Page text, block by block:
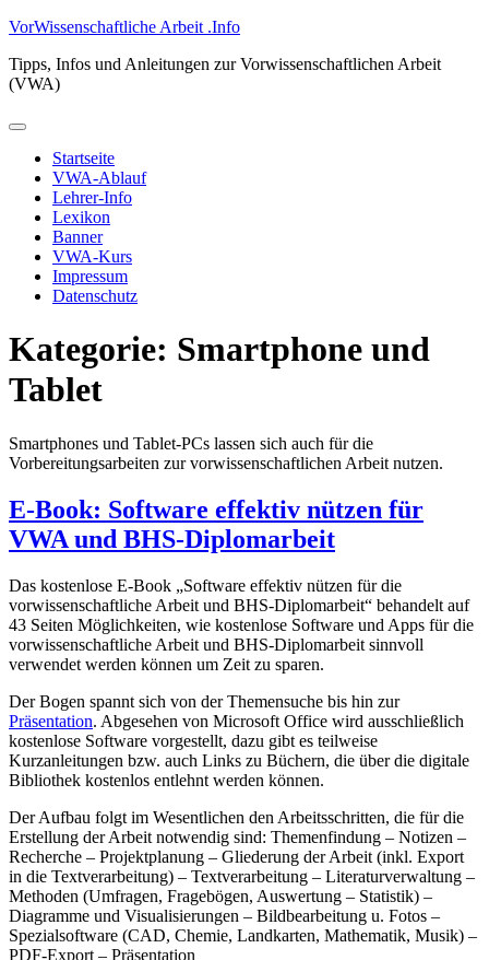
Zum
springen
VorWissenschaftliche Arbeit .Info
Tipps, Infos und Anleitungen zur Vorwissenschaftlichen Arbeit
(VWA)
Primäres
Startseite
VWA-Ablauf
Lehrer-Info
Lexikon
Banner
VWA-Kurs
Impressum
Datenschutz
Kategorie: Smartphone und
Tablet
Smartphones und Tablet-PCs lassen sich auch für die
Vorbereitungsarbeiten zur vorwissenschaftlichen Arbeit nutzen.
E-Book: Software effektiv nützen für
VWA und BHS-Diplomarbeit
Das kostenlose E-Book „Software effektiv nützen für die
vorwissenschaftliche Arbeit und BHS-Diplomarbeit“ behandelt auf
43 Seiten Möglichkeiten, wie kostenlose Software und Apps für die
vorwissenschaftliche Arbeit und BHS-Diplomarbeit sinnvoll
verwendet werden können um Zeit zu sparen.
Der Bogen spannt sich von der Themensuche bis hin zur
Präsentation. Abgesehen von Microsoft Office wird ausschließlich
kostenlose Software vorgestellt, dazu gibt es teilweise
Kurzanleitungen bzw. auch Links zu Büchern, die über die digitale
Bibliothek kostenlos entlehnt werden können.
Der Aufbau folgt im Wesentlichen den Arbeitsschritten, die für die
Erstellung der Arbeit notwendig sind: Themenfindung – Notizen –
Recherche – Projektplanung – Gliederung der Arbeit (inkl. Export
in die Textverarbeitung) – Textverarbeitung – Literaturverwaltung –
Methoden (Umfragen, Fragebögen, Auswertung – Statistik) –
Diagramme und Visualisierungen – Bildbearbeitung u. Fotos –
Spezialsoftware (CAD, Chemie, Landkarten, Mathematik, Musik) –
PDF-Export – Präsentation